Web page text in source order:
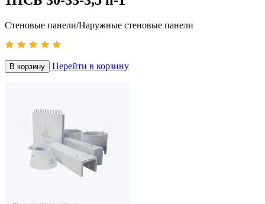
Стеновые панели/Наружные стеновые панели
В корзину Перейти в корзину